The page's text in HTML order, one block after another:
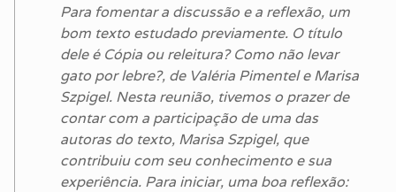
Para fomentar a discussão e a reflexão, um
bom texto estudado previamente. O título
dele é Cópia ou releitura? Como não levar
gato por lebre?, de Valéria Pimentel e Marisa
Szpigel. Nesta reunião, tivemos o prazer de
contar com a participação de uma das
autoras do texto, Marisa Szpigel, que
contribuiu com seu conhecimento e sua
experiência. Para iniciar, uma boa reflexão: